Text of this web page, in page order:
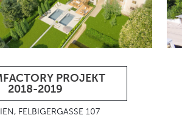
PROJEKT
2018-2019
FELBIGERGASSE 107